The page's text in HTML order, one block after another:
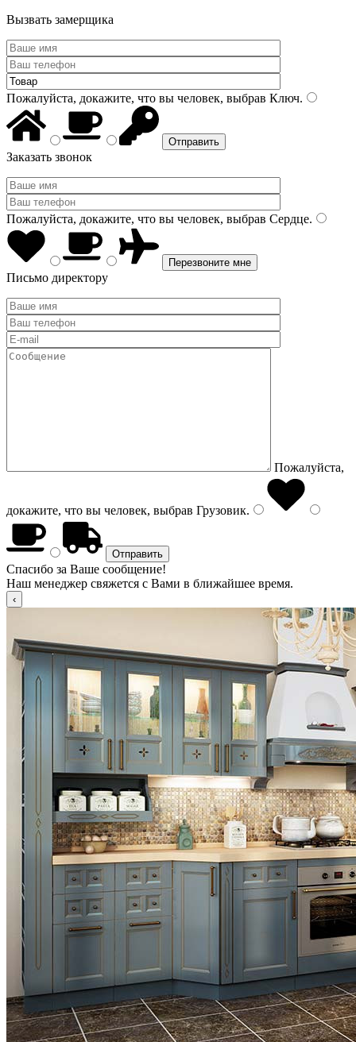
Вызвать замерщика
Пожалуйста, докажите, что вы человек, выбрав Ключ.
Заказать звонок
Пожалуйста, докажите, что вы человек, выбрав Сердце.
Письмо директору
Пожалуйста,
докажите, что вы человек, выбрав Грузовик.
Спасибо за Ваше сообщение!
Наш менеджер свяжется с Вами в ближайшее время.